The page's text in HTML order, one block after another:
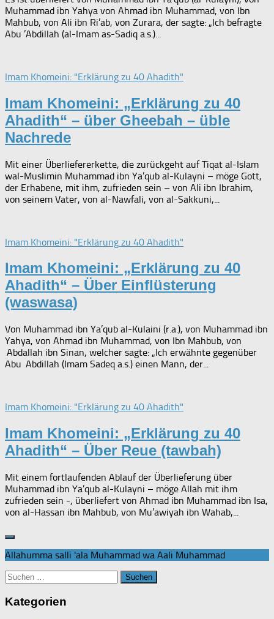
Muhammad ibn Yahya von Ahmad ibn Muhammad, von Ibn
Mahbub, von Ali ibn Ri’ab, von Zurara, der sagte: „Ich befragte
Abu ’Abdillah (al-Imam as-Sadiq a.s.)...
Imam Khomeini: "Erklärung zu 40 Ahadith"
Imam Khomeini: „Erklärung zu 40
Ahadith“ – über Gheebah – üble
Nachrede
Mit einer Überliefererkette, die zurückgeht auf Tiqat al-Islam
wal-Muslimin Muhammad ibn Ya’qub al-Kulayni – möge Gott,
der Erhabene, mit ihm, zufrieden sein – von Ali ibn Ibrahim,
von seinem Vater, von al-Nawfali, von al-Sakkuni,...
Imam Khomeini: "Erklärung zu 40 Ahadith"
Imam Khomeini: „Erklärung zu 40
Ahadith“ – Über Einflüsterung
(waswasa)
Von Muhammad ibn Ya’qub al-Kulaini (r.a.), von Muhammad ibn
Yahya, von Ahmad ibn Muhammad, von Ibn Mahbub, von
‚Abdallah ibn Sinan, welcher sagte: „Ich erwähnte gegenüber
Abu ‚Abdillah (Imam Sadeq a.s.) einen Mann, der...
Imam Khomeini: "Erklärung zu 40 Ahadith"
Imam Khomeini: „Erklärung zu 40
Ahadith“ – Über Reue (tawbah)
Mit einem fortlaufenden Ablauf der Überlieferung über
Muhammad ibn Ya’qub al-Kulayni – möge Allah mit ihm
zufrieden sein -, überliefert von Ahmad ibn Muhammad ibn Isa,
von al-Hassan ibn Mahbub, von Mu’awiyah ibn Wahab,...
Allahumma salli 'ala Muhammad wa Aali Muhammad
Suchen
nach:
Kategorien